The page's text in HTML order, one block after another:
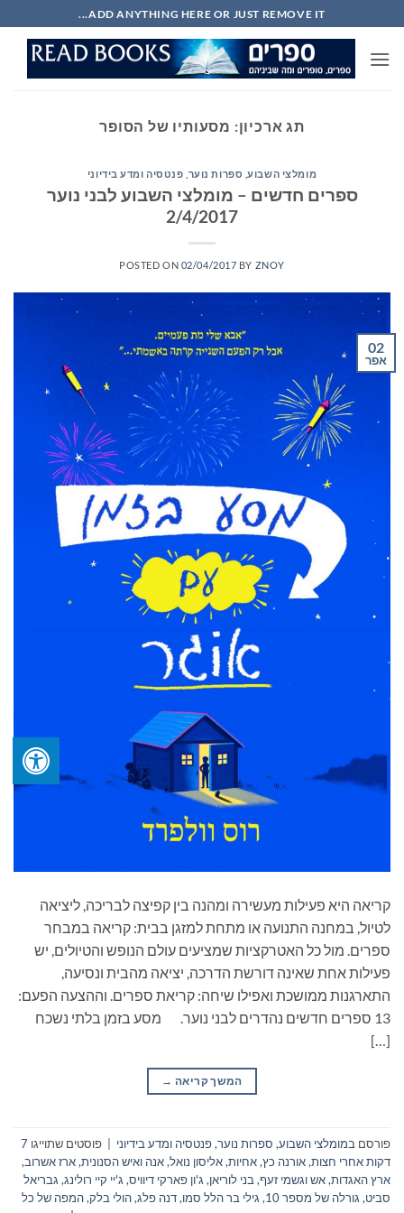
to
content
ADD ANYTHING HERE OR JUST REMOVE IT...
תג ארכיון: מסעותיו של הסופר
מומלצי השבוע, ספרות נוער פנטסיה ומדע בידיוני
ספרים חדשים – מומלצי השבוע לבני נוער
2/4/2017
POSTED ON 02/04/2017 BY ZNOY
02
אפר
קריאה היא פעילות מעשירה ומהנה בין קפיצה לבריכה, ליציאה
לטיול, במחנה התנועה או מתחת למזגן בבית: קריאה במבחר
ספרים. מול כל האטרקציות שמציעים עולם הנופש והטיולים, יש
פעילות אחת שאינה דורשת הדרכה, יציאה מהבית ונסיעה,
התארגנות ממושכת ואפילו שיחה: קריאת ספרים. וההצעה הפעם:
13 ספרים חדשים נהדרים לבני נוער. מסע בזמן בלתי נשכח
[…]
המשך קריאה →
פורסם במומלצי השבוע, ספרות נוער,פנטסיה ומדע בידיוני פוסטים שתוייגו 7
דקות אחרי חצות,אורנה כץ,אחיות,אליסון נואל,אנה ואיש הסנונית,ארז אשרוב,
ארץ האגדות,אש וגשמי זעף, בני לוריאן, ג'ון פארקי דיוויס, ג'יי קיי רולינג, גבריאל
סביט, גורלה של מספר 10 , גילי בר הלל סמו,דנה פלג,הולי בלק,המפה של כל